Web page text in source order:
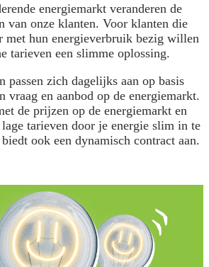
energiemarkt veranderen de
van onze klanten. Voor klanten die
met hun energieverbruik bezig willen
tarieven een slimme oplossing.
passen zich dagelijks aan op basis
vraag en aanbod op de energiemarkt.
de prijzen op de energiemarkt en
tarieven door je energie slim in te
ook een dynamisch contract aan.